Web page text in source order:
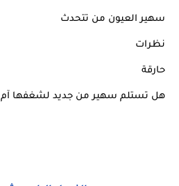
سهير العيون من تتحدث
نظرات
حارقة
هل تستلم سهير من جديد لشغفها آم